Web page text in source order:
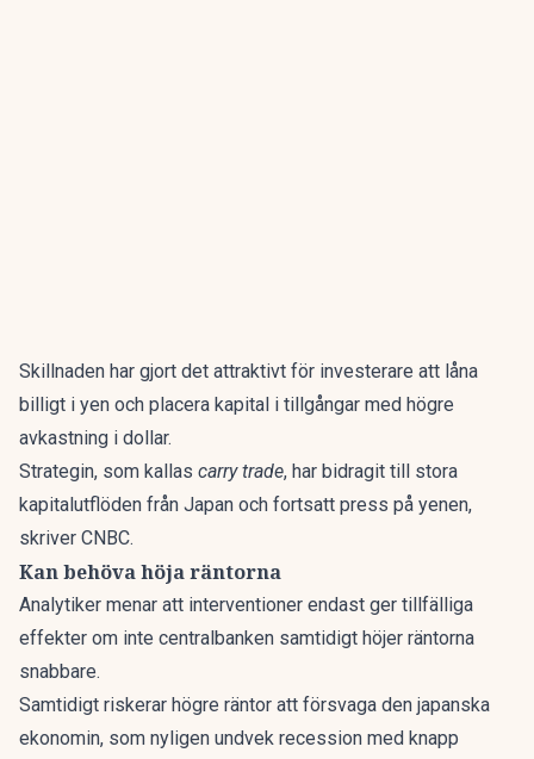
Skillnaden har gjort det attraktivt för investerare att låna
billigt i yen och placera kapital i tillgångar med högre
avkastning i dollar.
Strategin, som kallas carry trade, har bidragit till stora
kapitalutflöden från Japan och fortsatt press på yenen,
skriver CNBC.
Kan behöva höja räntorna
Analytiker menar att interventioner endast ger tillfälliga
effekter om inte centralbanken samtidigt höjer räntorna
snabbare.
Samtidigt riskerar högre räntor att försvaga den japanska
ekonomin, som nyligen undvek recession med knapp